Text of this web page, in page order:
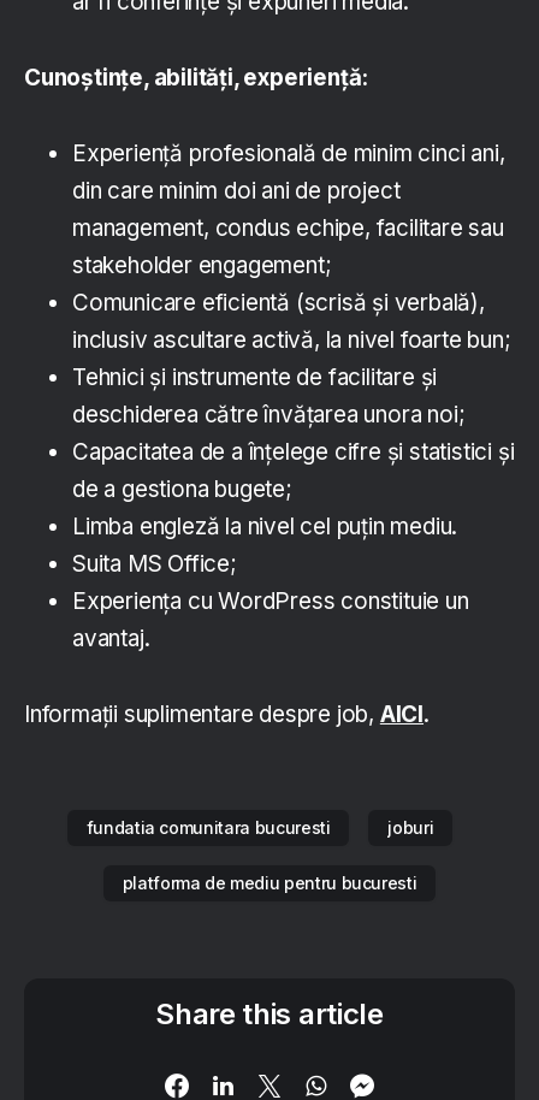
Cunoștințe, abilități, experiență:
Experiență profesională de minim cinci ani,
din care minim doi ani de project
management, condus echipe, facilitare sau
stakeholder engagement;
Comunicare eficientă (scrisă și verbală),
inclusiv ascultare activă, la nivel foarte bun;
Tehnici și instrumente de facilitare și
deschiderea către învățarea unora noi;
Capacitatea de a înțelege cifre și statistici și
de a gestiona bugete;
Limba engleză la nivel cel puțin mediu.
Suita MS Office;
Experiența cu WordPress constituie un
avantaj.
Informații suplimentare despre job, AICI.
fundatia comunitara bucuresti joburi
platforma de mediu pentru bucuresti
Share this article